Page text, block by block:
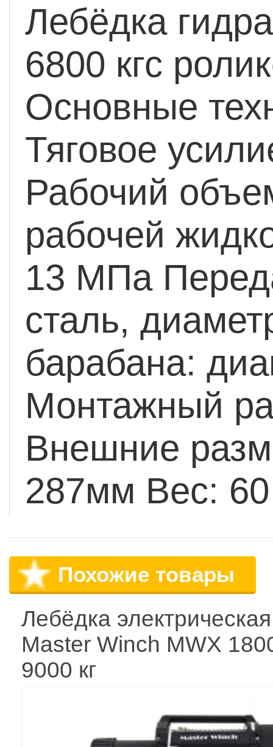
Лебёдка
6800 кгс
Основные
Тяговое
Рабочий
рабочей
13 MПа
сталь,
барабана:
Монтажный
Внешние
287мм Вес: 60
Похожие товары
Лебёдка
Master Winch MWX
9000 кг